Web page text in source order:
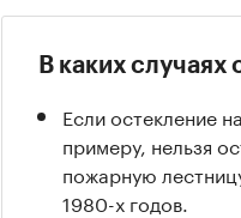
В каких
Если остекление
примеру, нельзя
пожарную
1980-х годов.